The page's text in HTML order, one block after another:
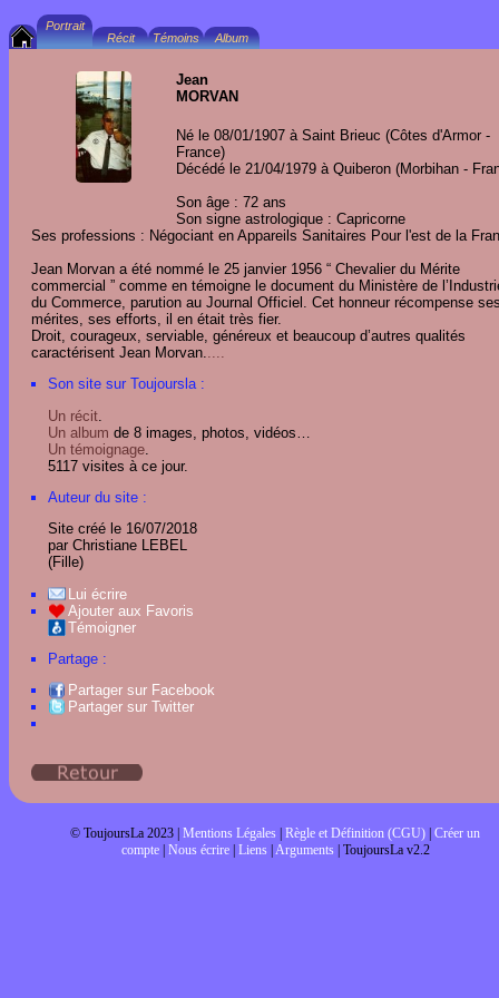
Jean
MORVAN
Né le 08/01/1907 à Saint Brieuc (Côtes d'Armor -
France)
Décédé le 21/04/1979 à Quiberon (Morbihan -
Son âge : 72 ans
Son signe astrologique : Capricorne
Ses professions : Négociant en Appareils Sanitaires Pour l'est de la
Jean Morvan a été nommé le 25 janvier 1956 “ Chevalier du Mérite
commercial ” comme en témoigne le document du Ministère de
du Commerce, parution au Journal Officiel. Cet honneur récompense
mérites, ses efforts, il en était très fier.
Droit, courageux, serviable, généreux et beaucoup d’autres qualités
caractérisent Jean Morvan.....
Son site sur Toujoursla :
Un récit
Un album de 8 images, photos, vidéos…
Un témoignage
5117 visites à ce jour.
Auteur du site :
Site créé le 16/07/2018
par Christiane LEBEL
(Fille)
Lui écrire
Ajouter aux Favoris
Témoigner
Partage :
Partager sur Facebook
Partager sur Twitter
© ToujoursLa 2023 | Mentions Légales | Règle et Définition (CGU) | Créer un
compte| Nous écrire| Liens| Arguments| ToujoursLa v2.2